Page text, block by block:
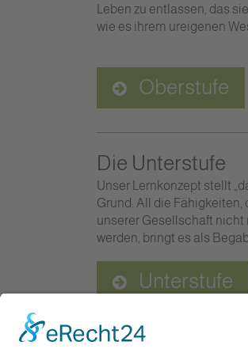
Leben zu entlassen, das
wie es ihrem ureigenen
Oberstufe
Die Unterstufe
Unser Lernkonzept stellt
Grund: All die
unserer Gesellschaft nicht
werden, bringt es als
Unterstufe